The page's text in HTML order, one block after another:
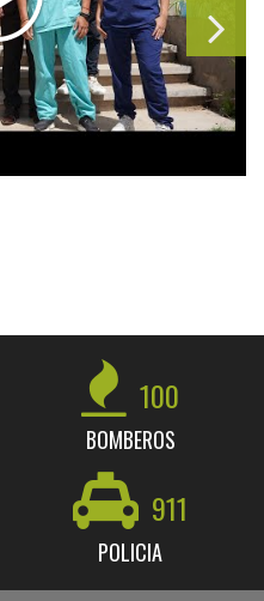
100
BOMBEROS
911
POLICIA